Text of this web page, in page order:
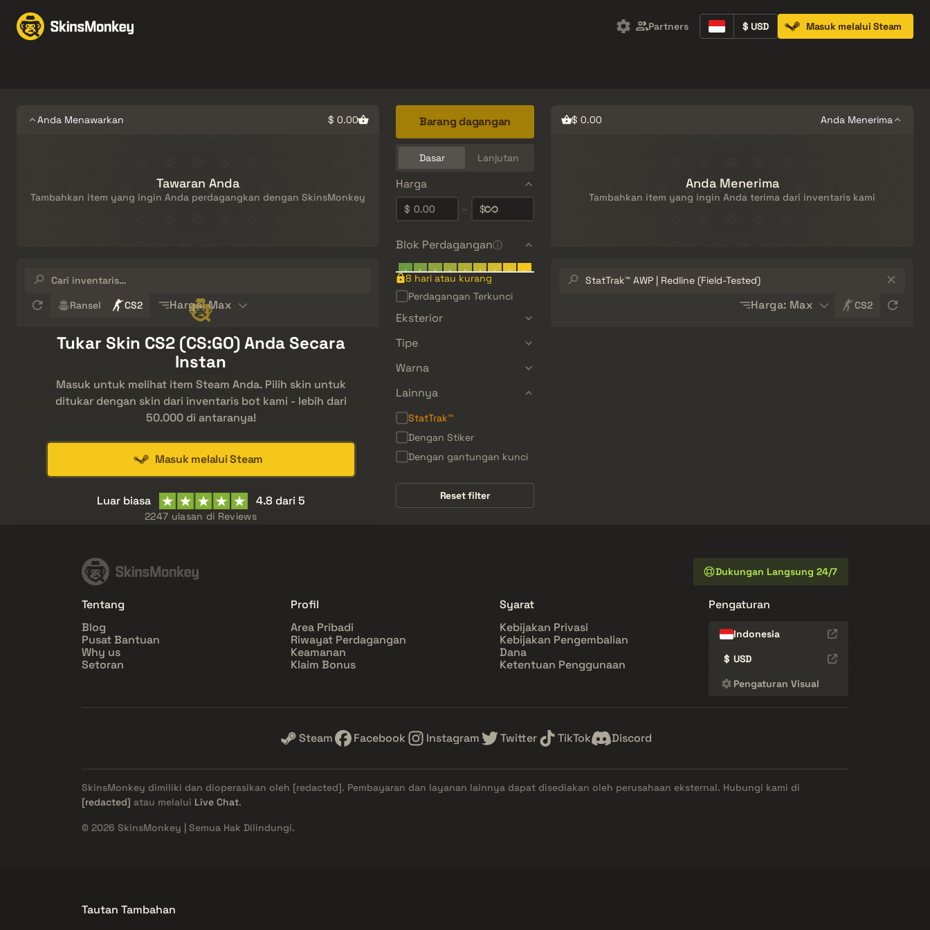
Partners $ USD Masuk melalui Steam
$ 0.00
Anda Menawarkan
Tawaran Anda
Tambahkan item yang ingin Anda perdagangkan dengan SkinsMonkey
Ransel CS2 Harga: Max
Cari
inventaris…
Tukar Skin CS2 (CS:GO) Anda Secara
Instan
Masuk untuk melihat item Steam Anda. Pilih skin untuk
ditukar dengan skin dari inventaris bot kami - lebih dari
50.000 di antaranya!
Masuk melalui Steam
Luar biasa 4.8 dari 5
2247 ulasan di Reviews
Barang dagangan
Dasar Lanjutan
Harga
0.00
$ – $
Blok Perdagangan
8 hari atau kurang
Perdagangan Terkunci
Eksterior
Tipe
Warna
Lainnya
StatTrak™
Dengan Stiker
Dengan gantungan kunci
Reset filter
$ 0.00 Anda Menerima
Anda Menerima
Tambahkan item yang ingin Anda terima dari inventaris kami
Cari
inventaris…
Harga: Max CS2
Dukungan Langsung 24/7
Tentang
Blog
Pusat Bantuan
Why us
Setoran
Profil
Area Pribadi
Riwayat Perdagangan
Keamanan
Klaim Bonus
Syarat
Kebijakan Privasi
Kebijakan Pengembalian
Dana
Ketentuan Penggunaan
Pengaturan
Indonesia
$ USD
Pengaturan Visual
Steam Facebook Instagram Twitter TikTok Discord
SkinsMonkey dimiliki dan dioperasikan oleh [redacted]. Pembayaran dan layanan lainnya dapat disediakan oleh perusahaan eksternal. Hubungi kami di
[redacted] atau melalui Live Chat.
© 2026 SkinsMonkey | Semua Hak Dilindungi.
Tautan Tambahan